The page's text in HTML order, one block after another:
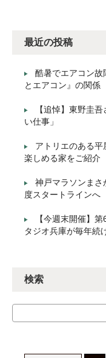
最近の投稿
酷暑でエアコン故
とエアコン』の関係
【追悼】東野圭
い仕事」
アトリエのある
楽しめる家をご紹介
神戸マラソンまさ
度スタートラインへ
【今週末開催】
タジオ兵庫が毎年続
検索
検索